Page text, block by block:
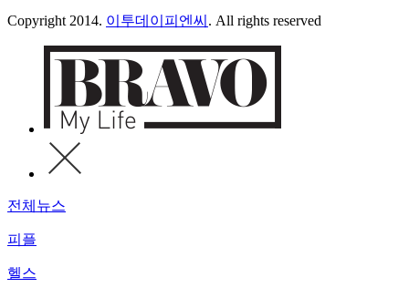
Copyright 2014. 이투데이피엔씨 . All rights reserved
전체뉴스
피플
헬스